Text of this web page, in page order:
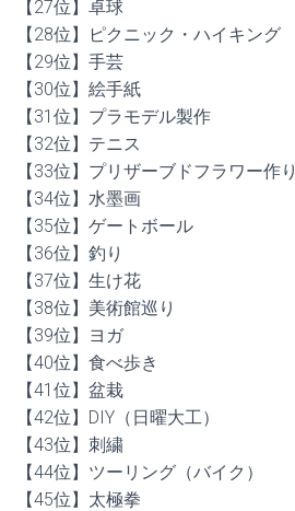
【27位】卓球
【28位】ピクニック・ハイキング
【29位】手芸
【30位】絵手紙
【31位】プラモデル製作
【32位】テニス
【33位】プリザーブドフラワー作り
【34位】水墨画
【35位】ゲートボール
【36位】釣り
【37位】生け花
【38位】美術館巡り
【39位】ヨガ
【40位】食べ歩き
【41位】盆栽
【42位】DIY（日曜大工）
【43位】刺繍
【44位】ツーリング（バイク）
【45位】太極拳